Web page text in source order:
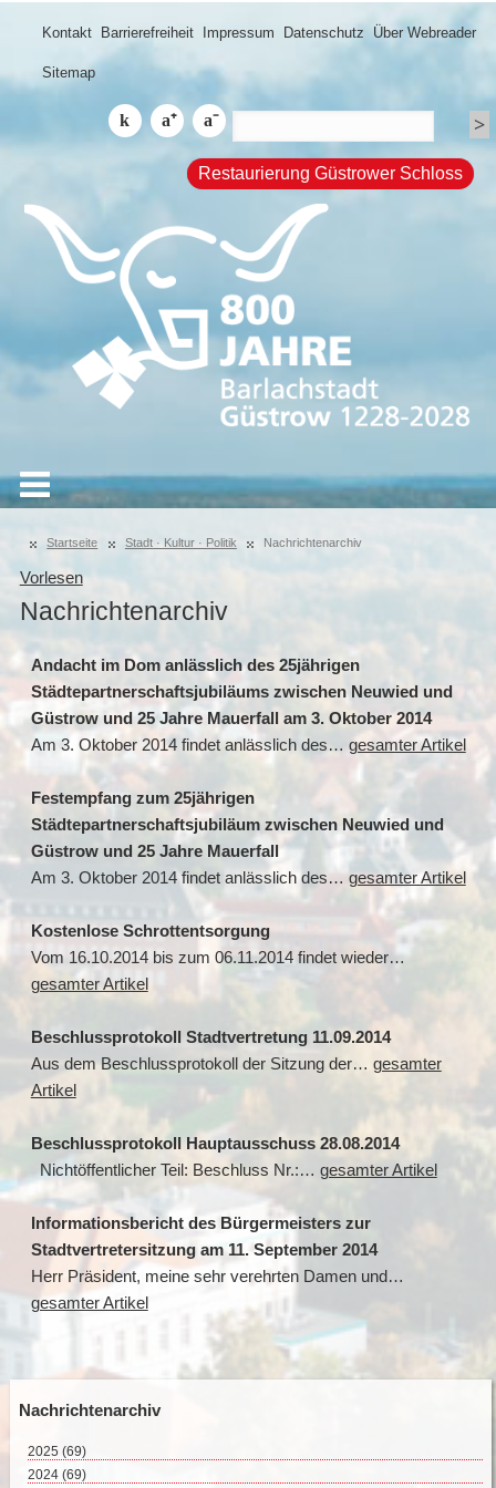
Kontakt Barrierefreiheit Impressum Datenschutz Über Webreader
Sitemap
Restaurierung Güstrower Schloss
Startseite Stadt · Kultur · Politik Nachrichtenarchiv
Vorlesen
Nachrichtenarchiv
Andacht im Dom anlässlich des 25jährigen
Städtepartnerschaftsjubiläums zwischen Neuwied und
Güstrow und 25 Jahre Mauerfall am 3. Oktober 2014
Am 3. Oktober 2014 findet anlässlich des… gesamter Artikel
Festempfang zum 25jährigen
Städtepartnerschaftsjubiläum zwischen Neuwied und
Güstrow und 25 Jahre Mauerfall
Am 3. Oktober 2014 findet anlässlich des… gesamter Artikel
Kostenlose Schrottentsorgung
Vom 16.10.2014 bis zum 06.11.2014 findet wieder…
gesamter Artikel
Beschlussprotokoll Stadtvertretung 11.09.2014
Aus dem Beschlussprotokoll der Sitzung der… gesamter
Artikel
Beschlussprotokoll Hauptausschuss 28.08.2014
Nichtöffentlicher Teil: Beschluss Nr.:… gesamter Artikel
Informationsbericht des Bürgermeisters zur
Stadtvertretersitzung am 11. September 2014
Herr Präsident, meine sehr verehrten Damen und…
gesamter Artikel
Nachrichtenarchiv
2025 (69)
August 2025 (2)
2024 (69)